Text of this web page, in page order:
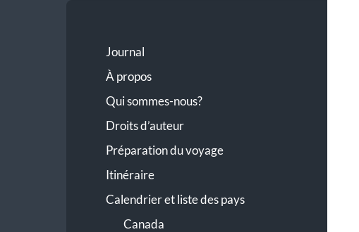
Journal
À propos
Qui sommes-nous?
Droits d’auteur
Préparation du voyage
Itinéraire
Calendrier et liste des pays
Canada